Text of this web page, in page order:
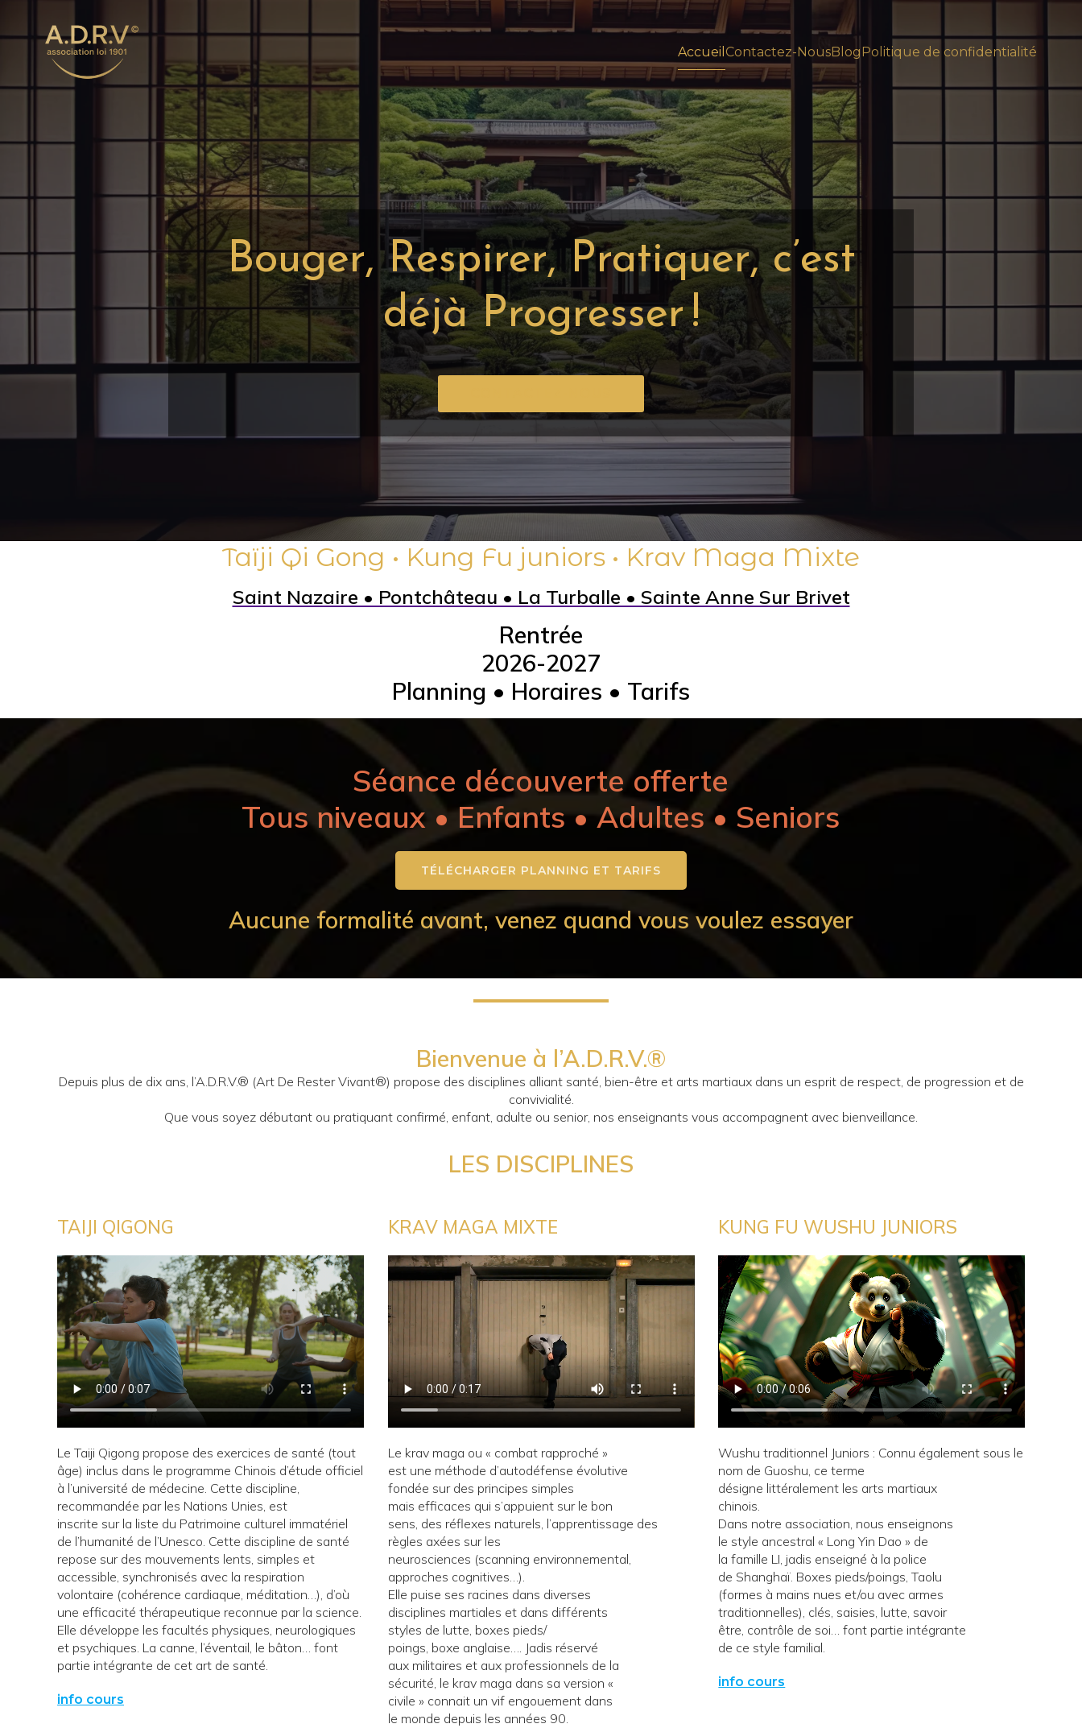
Accueil Contactez-NousBlogPolitique de confidentialité
Bouger, Respirer, Pratiquer, c’est
déjà Progresser !
Taïji Qi Gong • Kung Fu juniors • Krav Maga Mixte
Saint Nazaire • Pontchâteau • La Turballe • Sainte Anne Sur Brivet
Rentrée
2026-2027
Planning • Horaires • Tarifs
Séance découverte offerte
Tous niveaux • Enfants • Adultes • Seniors
TÉLÉCHARGER PLANNING ET TARIFS
Aucune formalité avant, venez quand vous voulez essayer
Bienvenue à l’A.D.R.V.®
Depuis plus de dix ans, l’A.D.R.V.® (Art De Rester Vivant®) propose des disciplines alliant santé, bien-être et arts martiaux dans un esprit de respect, de progression et de
convivialité.
Que vous soyez débutant ou pratiquant confirmé, enfant, adulte ou senior, nos enseignants vous accompagnent avec bienveillance.
LES DISCIPLINES
TAIJI QIGONG
Le Taiji Qigong propose des exercices de santé (tout
âge) inclus dans le programme Chinois d’étude officiel
à l’université de médecine. Cette discipline,
recommandée par les Nations Unies, est
inscrite sur la liste du Patrimoine culturel immatériel
de l’humanité de l’Unesco. Cette discipline de santé
repose sur des mouvements lents, simples et
accessible, synchronisés avec la respiration
volontaire (cohérence cardiaque, méditation…), d’où
une efficacité thérapeutique reconnue par la science.
Elle développe les facultés physiques, neurologiques
et psychiques. La canne, l’éventail, le bâton… font
partie intégrante de cet art de santé.
info cours
KRAV MAGA MIXTE
Le krav maga ou « combat rapproché »
est une méthode d’autodéfense évolutive
fondée sur des principes simples
mais efficaces qui s’appuient sur le bon
sens, des réflexes naturels, l’apprentissage des
règles axées sur les
neurosciences (scanning environnemental,
approches cognitives…).
Elle puise ses racines dans diverses
disciplines martiales et dans différents
styles de lutte, boxes pieds/
poings, boxe anglaise…. Jadis réservé
aux militaires et aux professionnels de la
sécurité, le krav maga dans sa version «
civile » connait un vif engouement dans
le monde depuis les années 90.
KUNG FU WUSHU JUNIORS
Wushu traditionnel Juniors : Connu également sous le
nom de Guoshu, ce terme
désigne littéralement les arts martiaux
chinois.
Dans notre association, nous enseignons
le style ancestral « Long Yin Dao » de
la famille LI, jadis enseigné à la police
de Shanghaï. Boxes pieds/poings, Taolu
(formes à mains nues et/ou avec armes
traditionnelles), clés, saisies, lutte, savoir
être, contrôle de soi… font partie intégrante
de ce style familial.
info cours